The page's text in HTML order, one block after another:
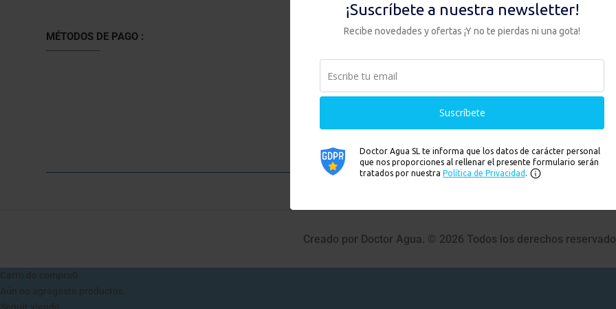
MÉTODOS DE PAGO : PAGO APLAZADO :
Creado por Doctor Agua. © 2026 Todos los derechos